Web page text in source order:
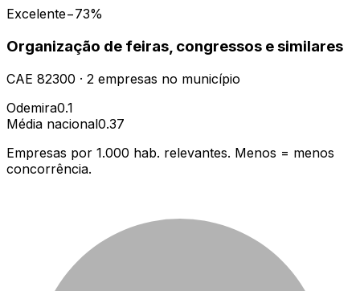
Excelente−73%
Organização de feiras, congressos e similares
CAE 82300 · 2 empresas no município
Odemira0.1
Média nacional0.37
Empresas por 1.000 hab. relevantes. Menos = menos
concorrência.